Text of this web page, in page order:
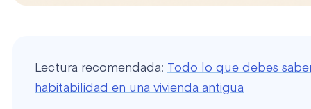
Lectura recomendada: Todo lo que debes
habitabilidad en una vivienda antigua